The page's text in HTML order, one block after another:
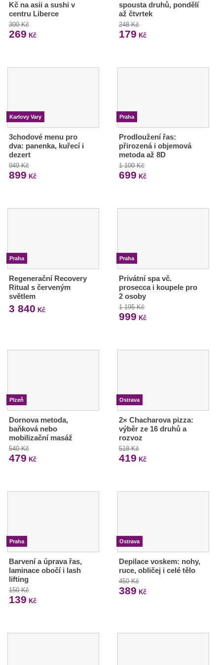
Kč na asii a sushi v
centru Liberce
300 Kč
269 Kč
spousta druhů, pondělí
až čtvrtek
248 Kč
179 Kč
Karlovy Vary
3chodové menu pro
dva: panenka, kuřecí i
dezert
949 Kč
899 Kč
Praha
Prodloužení řas:
přirozená i objemová
metoda až 8D
1 100 Kč
699 Kč
Praha
Regenerační Recovery
Ritual s červeným
světlem
3 840 Kč
Praha
Privátní spa vč.
prosecca i koupele pro
2 osoby
1 195 Kč
999 Kč
Plzeň
Dornova metoda,
baňková nebo
mobilizační masáž
540 Kč
479 Kč
Ostrava
2× Chacharova pizza:
výběr ze 16 druhů a
rozvoz
518 Kč
419 Kč
Praha
Barvení a úprava řas,
laminace obočí i lash
lifting
150 Kč
139 Kč
Ostrava
Depilace voskem: nohy,
ruce, obličej i celé tělo
450 Kč
389 Kč